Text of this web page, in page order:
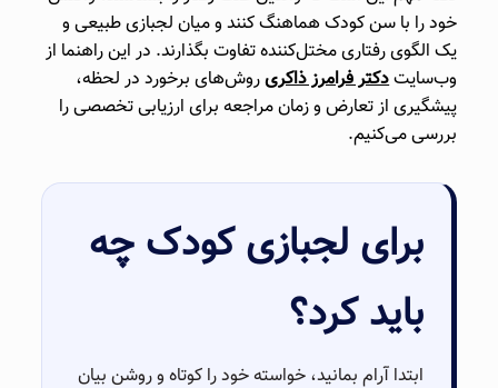
خود را با سن کودک هماهنگ کنند و میان لجبازی طبیعی و
یک الگوی رفتاری مختل‌کننده تفاوت بگذارند. در این راهنما از
وب‌سایتدکتر فرامرز ذاکریروش‌های برخورد در لحظه،
پیشگیری از تعارض و زمان مراجعه برای ارزیابی تخصصی را
بررسی می‌کنیم.
برای لجبازی کودک چه
باید کرد؟
ابتدا آرام بمانید، خواسته خود را کوتاه و روشن بیان